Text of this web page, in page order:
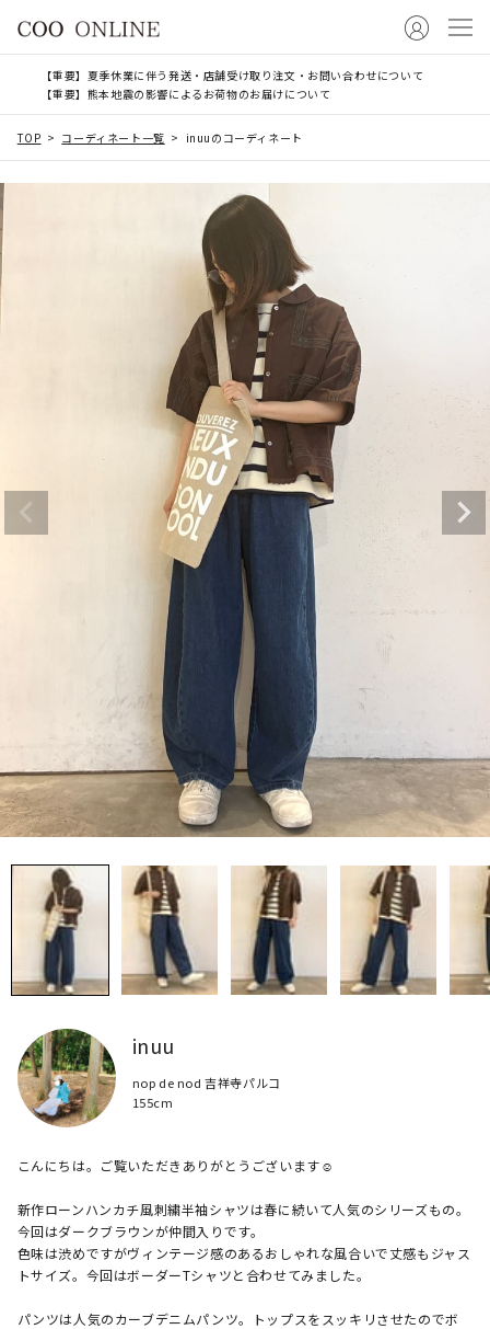
【重要】夏季休業に伴う発送・店舗受け取り注文・お問い合わせについて
【重要】熊本地震の影響によるお荷物のお届けについて
TOP コーディネート一覧 inuuのコーディネート
inuu
nop de nod 吉祥寺パルコ
155cm
こんにちは。ご覧いただきありがとうございます☺︎
新作ローンハンカチ風刺繍半袖シャツは春に続いて人気のシリーズもの。
今回はダークブラウンが仲間入りです。
色味は渋めですがヴィンテージ感のあるおしゃれな風合いで丈感もジャス
トサイズ。今回はボーダーTシャツと合わせてみました。
パンツは人気のカーブデニムパンツ。トップスをスッキリさせたのでボ